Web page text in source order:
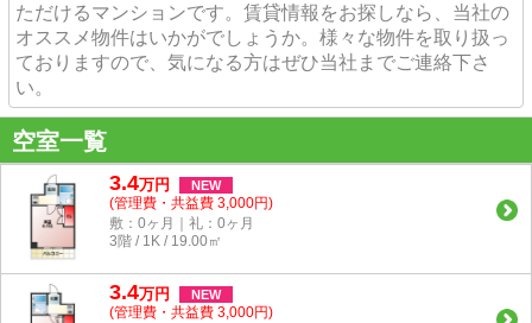
ただけるマンションです。賃貸情報をお探しなら、当社の
オススメ物件はいかがでしょうか。様々な物件を取り扱っ
ておりますので、気になる方はぜひ当社までご連絡下さ
い。
空室一覧
3.4万円 NEW
(管理費・共益費 3,000円)
敷：0ヶ月｜礼：0ヶ月
3階 / 1K / 19.00㎡
3.4万円 NEW
(管理費・共益費 3,000円)